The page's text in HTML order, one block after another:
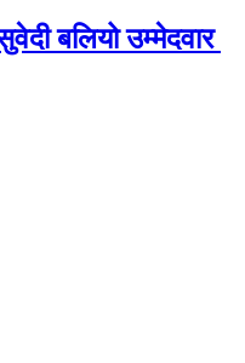
बलियो उम्मेदवार